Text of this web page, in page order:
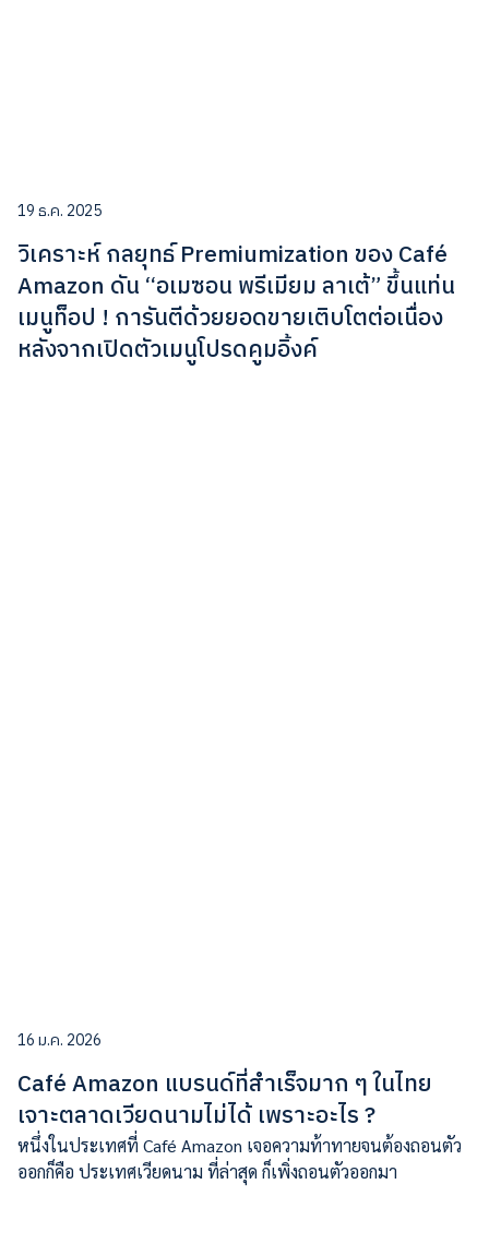
19 ธ.ค. 2025
วิเคราะห์ กลยุทธ์ Premiumization ของ Café
Amazon ดัน “อเมซอน พรีเมียม ลาเต้” ขึ้นแท่น
เมนูท็อป ! การันตีด้วยยอดขายเติบโตต่อเนื่อง
หลังจากเปิดตัวเมนูโปรดคูมอิ้งค์
16 ม.ค. 2026
Café Amazon แบรนด์ที่สำเร็จมาก ๆ ในไทย
เจาะตลาดเวียดนามไม่ได้ เพราะอะไร ?
หนึ่งในประเทศที่ Café Amazon เจอความท้าทายจนต้องถอนตัว
ออกก็คือ ประเทศเวียดนาม ที่ล่าสุด ก็เพิ่งถอนตัวออกมา